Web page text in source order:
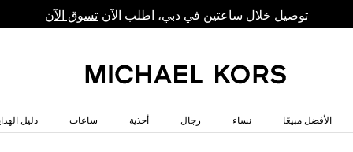
توصيل خلال ساعتين في دبي، اطلب الآن تسوق الآن
الأفضل مبيعًا نساء رجال أحذية ساعات دليل